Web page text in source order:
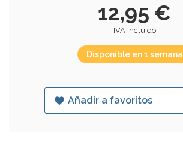
12,95 €
IVA incluido
Disponible en 1 semana
Añadir a favoritos